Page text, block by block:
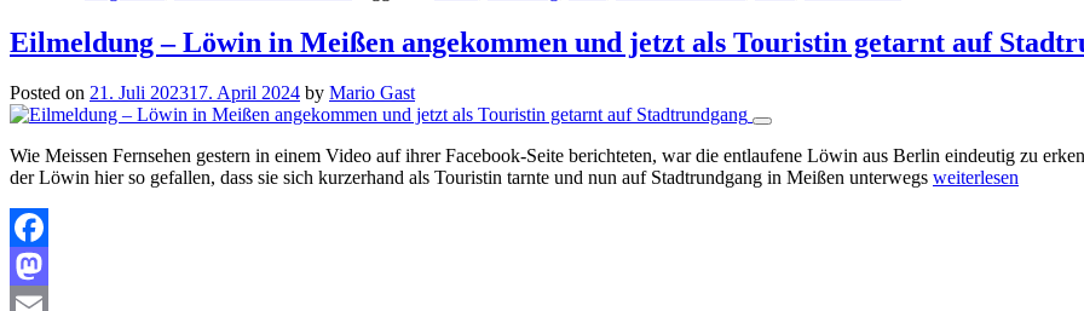
Eilmeldung – Löwin in Meißen angekommen und jetzt als Touristin getarnt auf
Posted on 21. Juli 202317. April 2024 by Mario Gast
Wie Meissen Fernsehen gestern in einem Video auf ihrer Facebook-Seite berichteten, war die entlaufene Löwin aus Berlin eindeutig zu
der Löwin hier so gefallen, dass sie sich kurzerhand als Touristin tarnte und nun auf Stadtrundgang in Meißen unterwegs weiterlesen
Facebook
Mastodon